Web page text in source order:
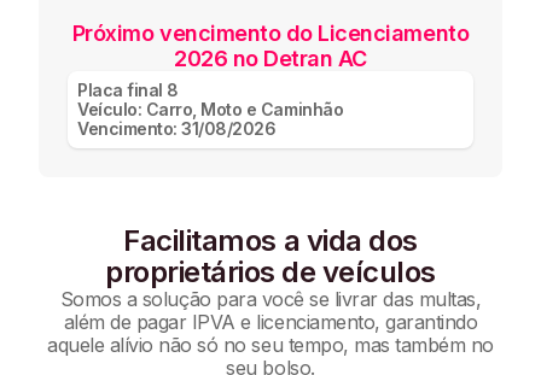
Próximo vencimento do Licenciamento
2026 no Detran AC
Placa final 8
Veículo: Carro, Moto e Caminhão
Vencimento:31/08/2026
Facilitamos a vida dos
proprietários de veículos
Somos a solução para você se livrar das multas,
além de pagar IPVA e licenciamento, garantindo
aquele alívio não só no seu tempo, mas também no
seu bolso.